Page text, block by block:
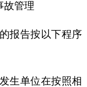
管理
报告按以下程序
生单位在按照相